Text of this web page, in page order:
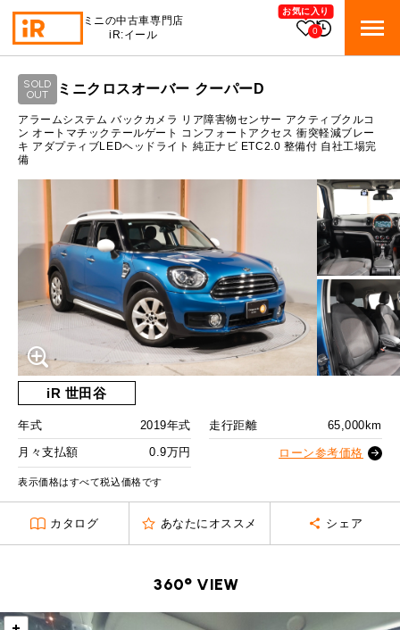
ミニの中古車専門店
iR:イール
お気に入り
0
BMW MINI BMWミニ 在庫検索
ROVER MINI ローバーミニ 在庫検索
TRADE
TOP
iRの買取が他社よりも高い理由
売却手順
必要書類
買取Q&A
iRで愛車を売却されたお客様の声
BMWミニ買取査定依頼
ローバーミニ買取査定依頼
MAINTENANCE メンテナンス
TOP
BMWミニ メンテナンス
ローバーミニ メンテナンス
BLOG & MEDIA ブログ＆メディア
TOP
MINI Blog スタッフブログ
User's Voice 購入者様の声
Part's Report
Movie 動画一覧
MINI KNOWLEDGE ミニナレッジ
BMWミニナレッジ
ローバーミニナレッジ
会社概要
スタッフ紹介
RECRUIT 採用情報
お知らせ プライバシーポリシー
営業時間
10:00～18:00
定休日
月曜日（祝日の場合は火曜日）
月々支払額 1.3 万円
210.9 万円
30 万円
支払回数 84 回
ボーナス支払回数/年 回
内訳
1回目
2回目以降
ボーナス月追加額 50,000 円
ボーナス月数
残価ローンの場合
SOLD
OUT
ミニクロスオーバー クーパーD
アラームシステム バックカメラ リア障害物センサー アクティブクルコ
ン オートマチックテールゲート コンフォートアクセス 衝突軽減ブレー
キ アダプティブLEDヘッドライト 純正ナビ ETC2.0 整備付 自社工場完
備
iR 世田谷
年式 2019年式 走行距離
65,000km
月々支払額
0.9万円 ローン参考価格
表示価格はすべて税込価格です
カタログ あなたにオススメ シェア
360° VIEW